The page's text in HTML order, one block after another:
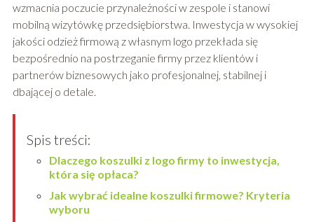
wzmacnia poczucie przynależności w zespole i stanowi
mobilną wizytówkę przedsiębiorstwa. Inwestycja w wysokiej
jakości odzież firmową z własnym logo przekłada się
bezpośrednio na postrzeganie firmy przez klientów i
partnerów biznesowych jako profesjonalnej, stabilnej i
dbającej o detale.
Spis treści:
Dlaczego koszulki z logo firmy to inwestycja,
która się opłaca?
Jak wybrać idealne koszulki firmowe? Kryteria
wyboru